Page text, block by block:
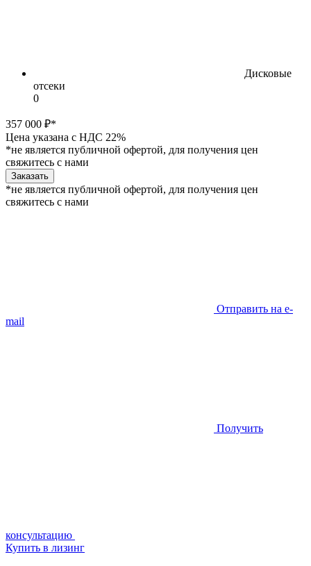
Дисковые
отсеки
0
357 000 ₽*
Цена указана с НДС 22%
*не является публичной офертой, для получения цен
свяжитесь с нами
Заказать
*не является публичной офертой, для получения цен
свяжитесь с нами
Отправить на e-
mail
Получить
консультацию
Купить в лизинг